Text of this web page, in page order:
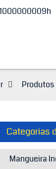
Produtos
Categorias
Mangueira